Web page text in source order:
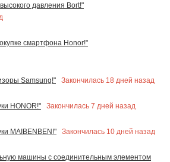
давления Bort!"
смартфона Honor!"
Samsung!"
Закончилась 18 дней назад
HONOR!"
Закончилась 7 дней назад
MAIBENBEN!"
Закончилась 10 дней назад
машины с соединительным элементом